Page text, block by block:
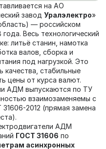
на АО
завод Уралэлектро»
— российском
Весь технологический
литьё станин, намотка
валов, сборка и
под нагрузкой. Это
качества, стабильные
цены от курса валют.
АДМ выпускаются по ТУ
взаимозаменяемы с
2012 (прямая замена
АДМ
ГОСТ 31606 по
асинхронных